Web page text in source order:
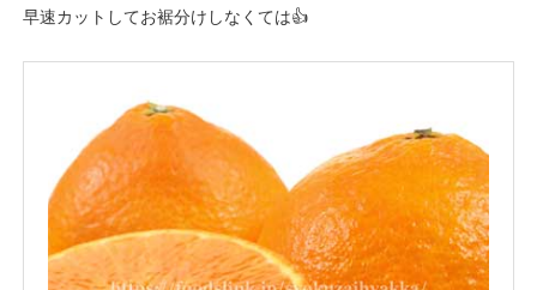
早速カットしてお裾分けしなくては👍️